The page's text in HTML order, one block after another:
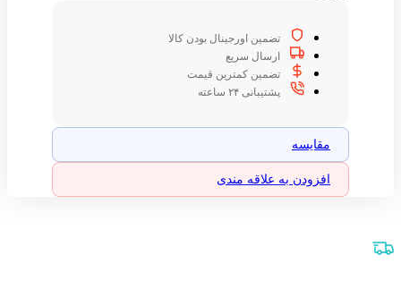
تضمین اورجینال بودن کالا
ارسال سریع
تضمین کمترین قیمت
پشتیبانی ۲۴ ساعته
مقایسه
افزودن به علاقه مندی